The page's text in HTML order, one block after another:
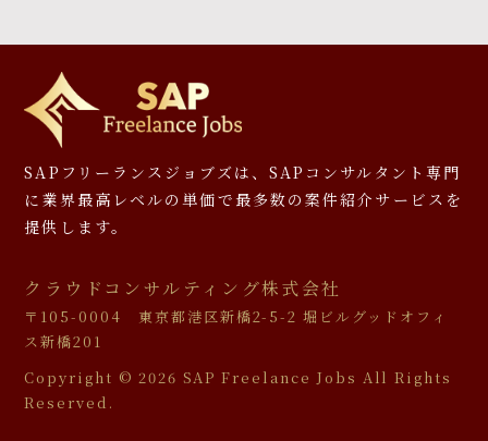
SAPフリーランスジョブズは、SAPコンサルタント専門
に 業界最高レベルの単価で最多数の案件紹介サービスを
提供します。
クラウドコンサルティング株式会社
〒105-0004 東京都港区新橋2-5-2 堀ビルグッドオフィ
ス新橋201
Copyright © 2026 SAP Freelance Jobs All Rights
Reserved.